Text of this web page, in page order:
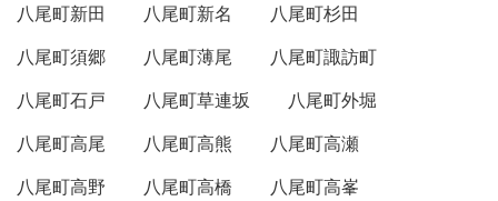
八尾町新田
八尾町新名
八尾町杉田
八尾町須郷
八尾町薄尾
八尾町諏訪町
八尾町石戸
八尾町草連坂
八尾町外堀
八尾町高尾
八尾町高熊
八尾町高瀬
八尾町高野
八尾町高橋
八尾町高峯